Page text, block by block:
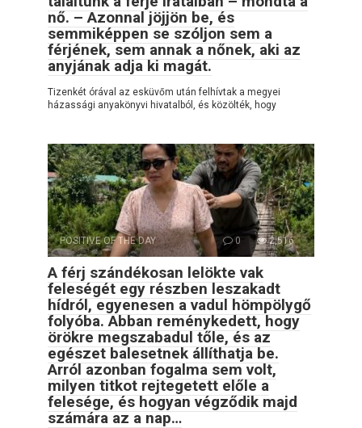
nő. – Azonnal jöjjön be, és
semmiképpen se szóljon sem a
férjének, sem annak a nőnek, aki az
anyjának adja ki magát.
Tizenkét órával az esküvőm után felhívtak a megyei
házassági anyakönyvi hivatalból, és közölték, hogy
POSITIVE OF THE DAY 0 2,516
A férj szándékosan lelökte vak
feleségét egy részben leszakadt
hídról, egyenesen a vadul hömpölygő
folyóba. Abban reménykedett, hogy
örökre megszabadul tőle, és az
egészet balesetnek állíthatja be.
Arról azonban fogalma sem volt,
milyen titkot rejtegetett előle a
felesége, és hogyan végződik majd
számára az a nap…